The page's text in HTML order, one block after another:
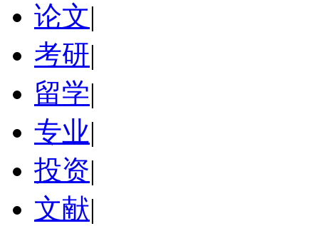
论文|
考研|
留学|
专业|
投资|
文献|